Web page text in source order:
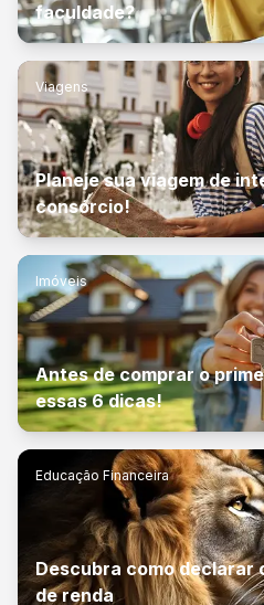
faculdade?
Viagens
Planeje sua viagem de
consórcio!
Imóveis
Antes de comprar o
essas 6 dicas!
Educação Financeira
Descubra como declarar
de renda